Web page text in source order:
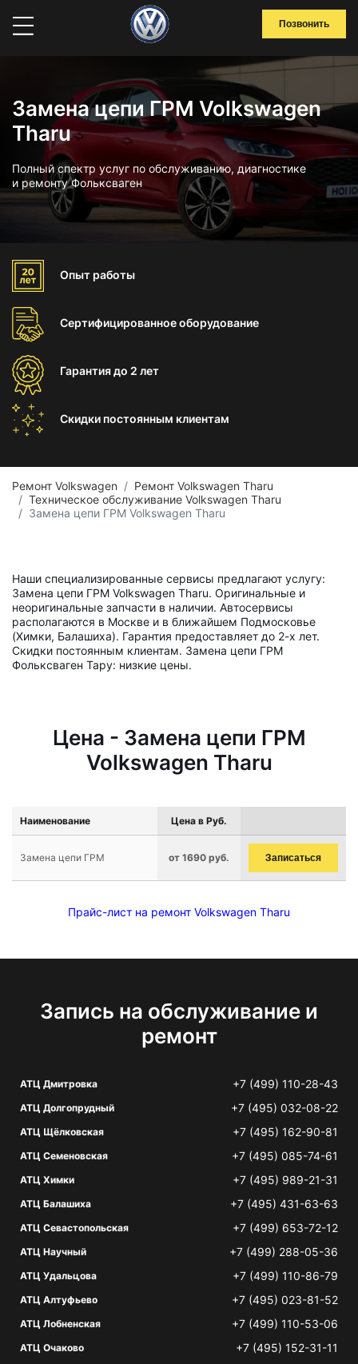
Позвонить
Замена цепи ГРМ Volkswagen
Tharu
Полный спектр услуг по обслуживанию, диагностике
и ремонту Фольксваген
Опыт работы
Сертифицированноеоборудование
Гарантиядо 2 лет
Скидки постоянным клиентам
Ремонт Volkswagen
Ремонт Volkswagen Tharu
Техническое обслуживание Volkswagen Tharu
Замена цепи ГРМ Volkswagen Tharu
Наши специализированные сервисы предлагают услугу:
Замена цепи ГРМ Volkswagen Tharu. Оригинальные и
неоригинальные запчасти в наличии. Автосервисы
располагаются в Москве и в ближайшем Подмосковье
(Химки, Балашиха). Гарантия предоставляет до 2-х лет.
Скидки постоянным клиентам. Замена цепи ГРМ
Фольксваген Тару: низкие цены.
Цена - Замена цепи ГРМ
Volkswagen Tharu
Наименование Цена в Руб.
Замена цепи ГРМ от 1690 руб. Записаться
Прайс-лист на ремонт Volkswagen Tharu
Запись на обслуживание и
ремонт
АТЦ Дмитровка +7 (499) 110-28-43
АТЦ Долгопрудный +7 (495) 032-08-22
АТЦ Щёлковская +7 (495) 162-90-81
АТЦ Семеновская +7 (495) 085-74-61
АТЦ Химки +7 (495) 989-21-31
АТЦ Балашиха +7 (495) 431-63-63
АТЦ Севастопольская +7 (499) 653-72-12
АТЦ Научный +7 (499) 288-05-36
АТЦ Удальцова +7 (499) 110-86-79
АТЦ Алтуфьево +7 (495) 023-81-52
АТЦ Лобненская +7 (499) 110-53-06
АТЦ Очаково +7 (495) 152-31-11